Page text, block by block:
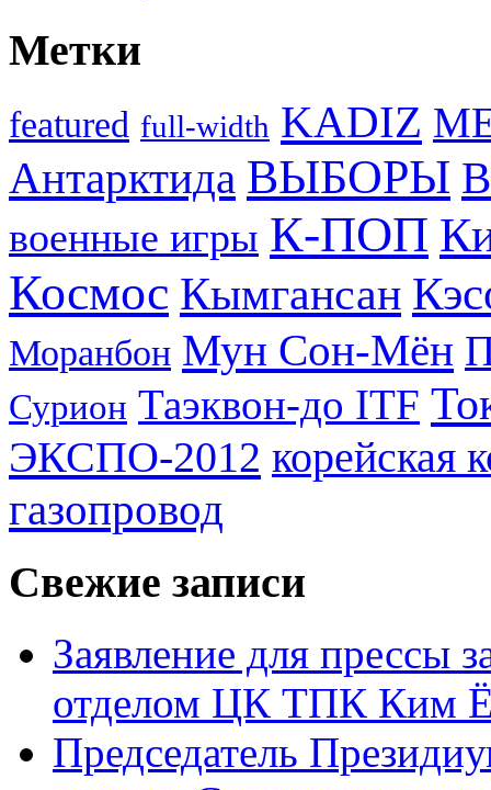
Метки
featured full-width KADIZ
Антарктида ВЫБОРЫ
военные игры К-ПОП
Космос Кымгансан
Моранбон Мун Сон-Мён
Сурион Таэквон-до ITF
ЭКСПО-2012 корейская
газопровод
Свежие записи
Заявление для прессы
отделом ЦК ТПК Ким
Председатель